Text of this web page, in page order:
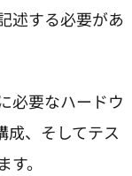
述する必要があ
必要なハードウ
成、そしてテス
。